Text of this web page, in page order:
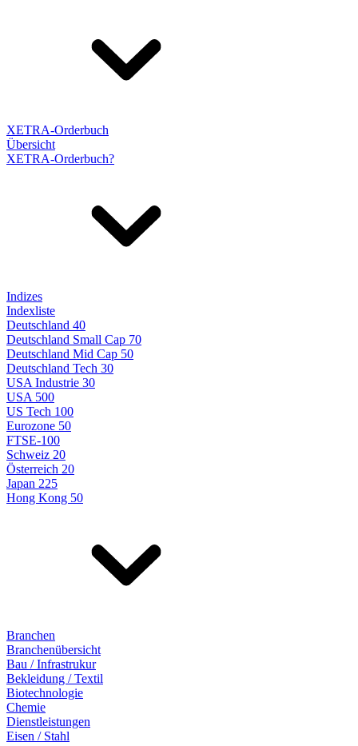
XETRA-Orderbuch
Übersicht
XETRA-Orderbuch?
Indizes
Indexliste
Deutschland 40
Deutschland Small Cap 70
Deutschland Mid Cap 50
Deutschland Tech 30
USA Industrie 30
USA 500
US Tech 100
Eurozone 50
FTSE-100
Schweiz 20
Österreich 20
Japan 225
Hong Kong 50
Branchen
Branchenübersicht
Bau / Infrastrukur
Bekleidung / Textil
Biotechnologie
Chemie
Dienstleistungen
Eisen / Stahl